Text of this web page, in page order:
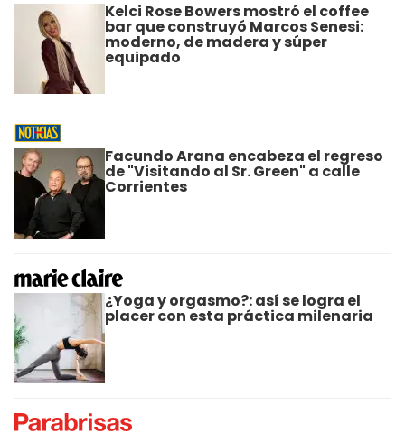
Kelci Rose Bowers mostró el coffee
bar que construyó Marcos Senesi:
moderno, de madera y súper
equipado
Facundo Arana encabeza el regreso
de "Visitando al Sr. Green" a calle
Corrientes
¿Yoga y orgasmo?: así se logra el
placer con esta práctica milenaria